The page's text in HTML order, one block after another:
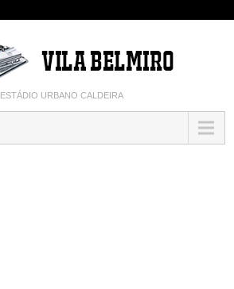
ESTÁDIO URBANO CALDEIRA